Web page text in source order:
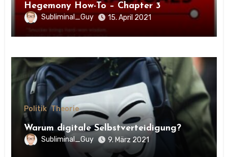
Hegemony How-To – Chapter 3
Subliminal_Guy 15. April 2021
Politik Theorie
Warum digitale Selbstverteidigung?
Subliminal_Guy 9. März 2021